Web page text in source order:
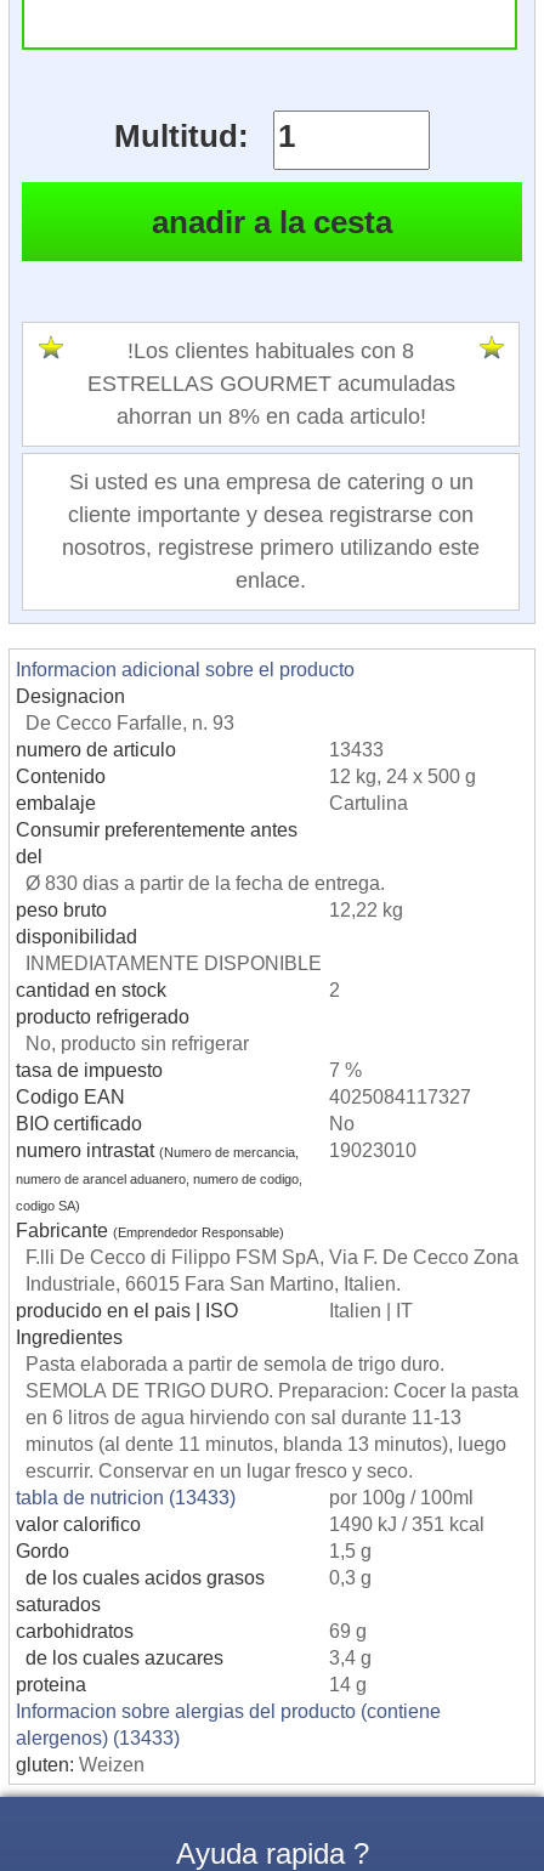
Multitud:
!Los clientes habituales con 8
ESTRELLAS GOURMET acumuladas
ahorran un 8% en cada articulo!
Si usted es una empresa de catering o un
cliente importante y desea registrarse con
nosotros, registrese primero utilizando este
enlace.
Informacion adicional sobre el producto
Designacion
De Cecco Farfalle, n. 93
numero de articulo
13433
Contenido
12 kg, 24 x 500 g
embalaje
Cartulina
Consumir preferentemente antes
del
Ø 830 dias a partir de la fecha de entrega.
peso bruto
12,22 kg
disponibilidad
INMEDIATAMENTE DISPONIBLE
cantidad en stock
2
producto refrigerado
No, producto sin refrigerar
tasa de impuesto
7 %
Codigo EAN
4025084117327
BIO certificado
No
numero intrastat (Numero de mercancia,
numero de arancel aduanero, numero de codigo,
codigo SA)
19023010
Fabricante (Emprendedor Responsable)
F.lli De Cecco di Filippo FSM SpA, Via F. De Cecco Zona
Industriale, 66015 Fara San Martino, Italien.
producido en el pais | ISO
Italien | IT
Ingredientes
Pasta elaborada a partir de semola de trigo duro.
SEMOLA DE TRIGO DURO. Preparacion: Cocer la pasta
en 6 litros de agua hirviendo con sal durante 11-13
minutos (al dente 11 minutos, blanda 13 minutos), luego
escurrir. Conservar en un lugar fresco y seco.
tabla de nutricion (13433)
por 100g / 100ml
valor calorifico
1490 kJ / 351 kcal
Gordo
1,5 g
de los cuales acidos grasos
saturados
0,3 g
carbohidratos
69 g
de los cuales azucares
3,4 g
proteina
14 g
Informacion sobre alergias del producto (contiene
alergenos) (13433)
gluten: Weizen
Ayuda rapida ?